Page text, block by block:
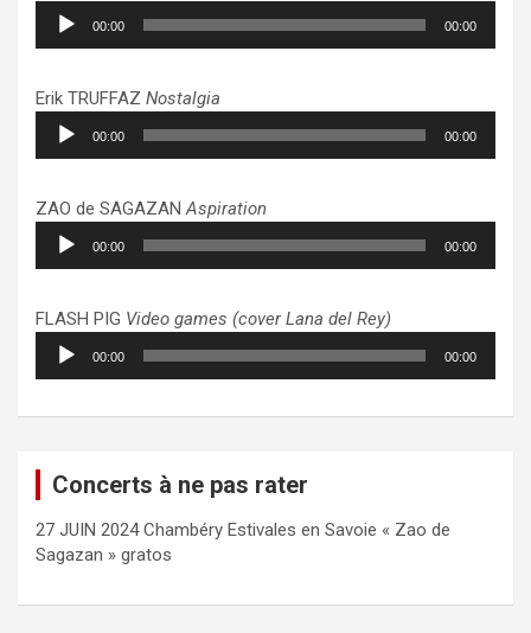
Lecteur
audio
00:00 00:00
Erik TRUFFAZ Nostalgia
Lecteur
audio
00:00 00:00
ZAO de SAGAZANAspiration
Lecteur
audio
00:00 00:00
FLASH PIG Video games (cover Lana del Rey)
Lecteur
audio
00:00 00:00
Concerts à ne pas rater
27 JUIN 2024 Chambéry Estivales en Savoie « Zao de
Sagazan » gratos